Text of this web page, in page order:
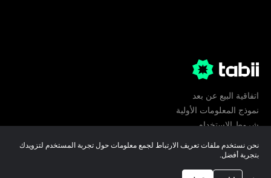
اتفاقية البيع عن بعد
نموذج المعلومات الأولية
شروط الإستخدام
تفضيلات ملفات تعريف الارتباط
نحن نستخدم ملفات تعريف الارتباط لجمع معلومات حول تجربة المستخدم لتزويدك
بتجربة أفضل.